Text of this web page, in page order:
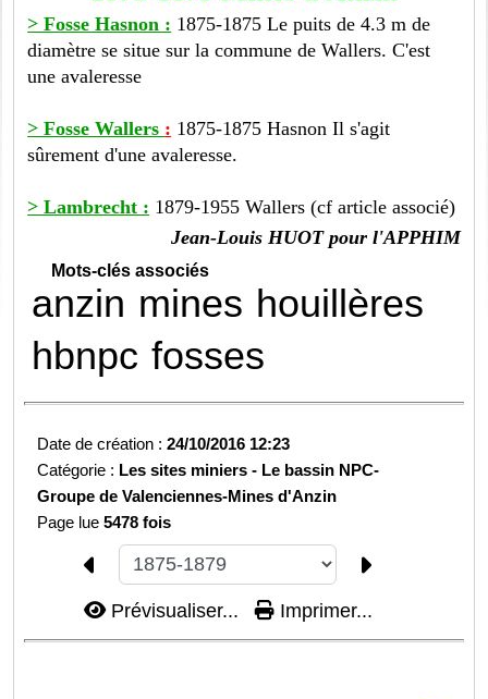
> Fosse Hasnon : 1875-1875 Le puits de 4.3 m de
diamètre se situe sur la commune de Wallers. C'est
une avaleresse
> Fosse Wallers : 1875-1875 Hasnon Il s'agit
sûrement d'une avaleresse.
> Lambrecht : 1879-1955 Wallers (cf article associé)
Jean-Louis HUOT pour l'APPHIM
Mots-clés associés
anzin mines houillères
hbnpc fosses
Date de création :24/10/2016 12:23
Catégorie : Les sites miniers - Le bassin NPC-
Groupe de Valenciennes-Mines d'Anzin
Page lue5478 fois
Prévisualiser... Imprimer...